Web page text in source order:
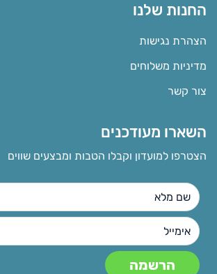
החנות שלנו
הצהרת נגישות
מדיניות משלוחים
צור קשר
השארו מעודכנים
הצטרפו למועדון וקבלו הטבות ומבצעים שווים